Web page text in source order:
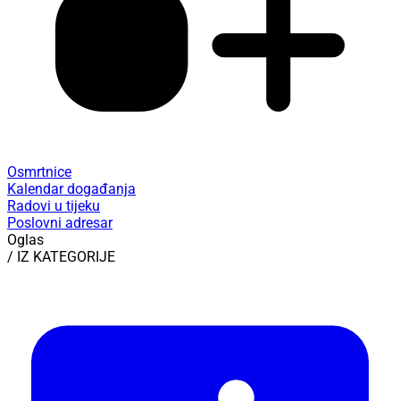
Osmrtnice
Kalendar događanja
Radovi u tijeku
Poslovni adresar
Oglas
/ IZ KATEGORIJE